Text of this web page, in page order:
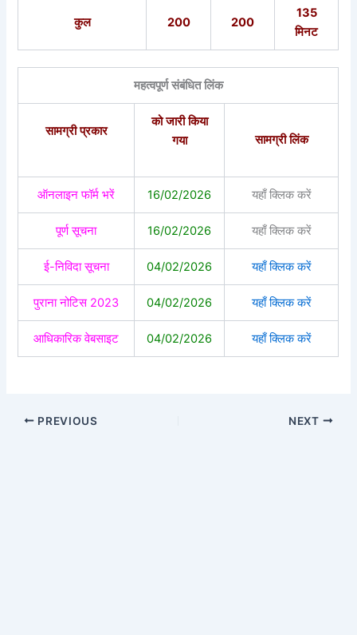
कुल 200 200
135
मिनट
महत्वपूर्ण संबंधित लिंक
सामग्री प्रकार
को जारी किया
गया
सामग्री लिंक
ऑनलाइन फॉर्म भरें 16/02/2026 यहाँ क्लिक करें
पूर्ण सूचना 16/02/2026 यहाँ क्लिक करें
ई-निविदा सूचना 04/02/2026 यहाँ क्लिक करें
पुराना नोटिस 2023 04/02/2026 यहाँ क्लिक करें
आधिकारिक वेबसाइट 04/02/2026 यहाँ क्लिक करें
PREVIOUS NEXT